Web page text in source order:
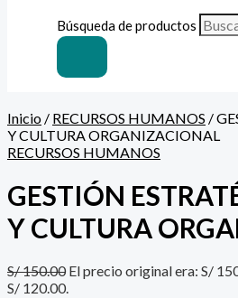
Búsqueda de productos
Inicio / RECURSOS HUMANOS /
Y CULTURA ORGANIZACIONAL
RECURSOS HUMANOS
GESTIÓN
Y CULTURA
S/150.00 El precio original era: S/
S/ 120.00.